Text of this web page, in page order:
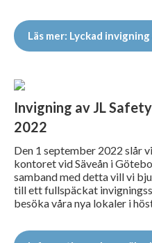
Läs mer: Lyckad
Invigning av JL
2022
Den 1 september 2022 slår
kontoret vid Säveån i
samband med detta vill vi
till ett fullspäckat
besöka våra nya lokaler i